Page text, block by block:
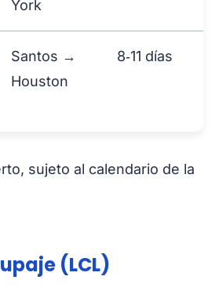
York
Santos →
Houston
8‑11 días
sujeto al calendario de la
(LCL)